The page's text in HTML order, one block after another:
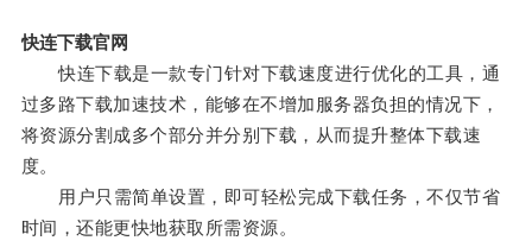
快连下载官网
快连下载是一款专门针对下载速度进行优化的工具，通
过多路下载加速技术，能够在不增加服务器负担的情况下，
将资源分割成多个部分并分别下载，从而提升整体下载速
度。
用户只需简单设置，即可轻松完成下载任务，不仅节省
时间，还能更快地获取所需资源。